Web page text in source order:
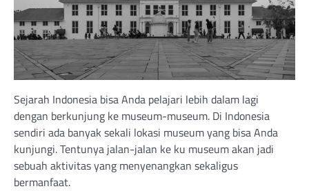
Sejarah Indonesia bisa Anda pelajari lebih dalam lagi
dengan berkunjung ke museum-museum. Di Indonesia
sendiri ada banyak sekali lokasi museum yang bisa Anda
kunjungi. Tentunya jalan-jalan ke ku museum akan jadi
sebuah aktivitas yang menyenangkan sekaligus
bermanfaat.